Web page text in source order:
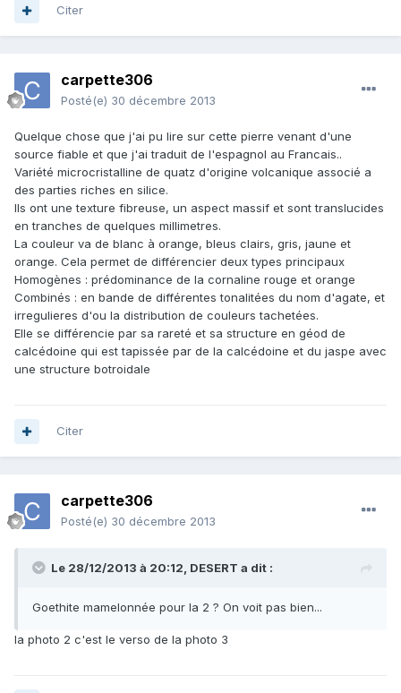
Citer
carpette306
Posté(e) 30 décembre 2013
Quelque chose que j'ai pu lire sur cette pierre venant d'une
source fiable et que j'ai traduit de l'espagnol au Francais..
Variété microcristalline de quatz d'origine volcanique associé a
des parties riches en silice.
Ils ont une texture fibreuse, un aspect massif et sont translucides
en tranches de quelques millimetres.
La couleur va de blanc à orange, bleus clairs, gris, jaune et
orange. Cela permet de différencier deux types principaux
Homogènes : prédominance de la cornaline rouge et orange
Combinés : en bande de différentes tonalitées du nom d'agate, et
irregulieres d'ou la distribution de couleurs tachetées.
Elle se différencie par sa rareté et sa structure en géod de
calcédoine qui est tapissée par de la calcédoine et du jaspe avec
une structure botroidale
Citer
carpette306
Posté(e) 30 décembre 2013
Le 28/12/2013 à 20:12, DESERT a dit :
Goethite mamelonnée pour la 2 ? On voit pas bien...
la photo 2 c'est le verso de la photo 3